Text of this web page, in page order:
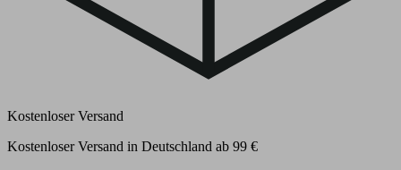
Kostenloser Versand
Kostenloser Versand in Deutschland ab 99 €